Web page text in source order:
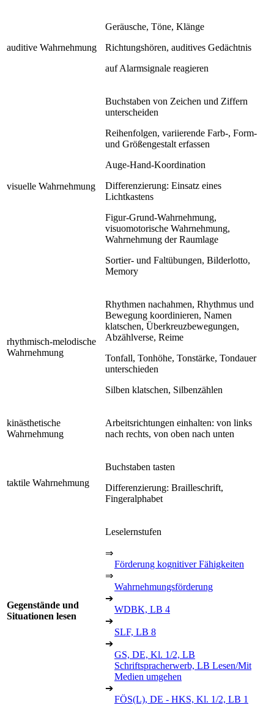
auditive Wahrnehmung
Geräusche, Töne, Klänge
Richtungshören, auditives Gedächtnis
auf Alarmsignale reagieren
visuelle Wahrnehmung
Buchstaben von Zeichen und Ziffern
unterscheiden
Reihenfolgen, variierende Farb-, Form-
und Größengestalt erfassen
Auge-Hand-Koordination
Differenzierung: Einsatz eines
Lichtkastens
Figur-Grund-Wahrnehmung,
visuomotorische Wahrnehmung,
Wahrnehmung der Raumlage
Sortier- und Faltübungen, Bilderlotto,
Memory
rhythmisch-melodische
Wahrnehmung
Rhythmen nachahmen, Rhythmus und
Bewegung koordinieren, Namen
klatschen, Überkreuzbewegungen,
Abzählverse, Reime
Tonfall, Tonhöhe, Tonstärke, Tondauer
unterschieden
Silben klatschen, Silbenzählen
kinästhetische
Wahrnehmung
Arbeitsrichtungen einhalten: von links
nach rechts, von oben nach unten
taktile Wahrnehmung
Buchstaben tasten
Differenzierung: Brailleschrift,
Fingeralphabet
Gegenstände und
Situationen lesen
Leselernstufen
⇒
Förderung kognitiver Fähigkeiten
⇒
Wahrnehmungsförderung
➔
WDBK, LB 4
➔
SLF, LB 8
➔
GS, DE, Kl. 1/2, LB
Schriftspracherwerb, LB Lesen/Mit
Medien umgehen
➔
FÖS(L), DE - HKS, Kl. 1/2, LB 1